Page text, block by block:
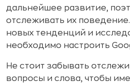
дальнейшее развитие,
отслеживать их
новых тенденций и
необходимо настроить
Не стоит забывать
вопросы и слова, чтобы